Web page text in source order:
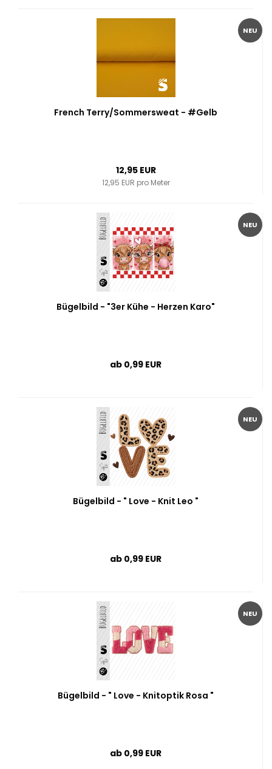
NEU
French Terry/Sommersweat - #Gelb
12,95 EUR
12,95 EUR pro Meter
NEU
Bügelbild - "3er Kühe - Herzen Karo"
ab 0,99 EUR
NEU
Bügelbild - " Love - Knit Leo "
ab 0,99 EUR
NEU
Bügelbild - " Love - Knitoptik Rosa "
ab 0,99 EUR